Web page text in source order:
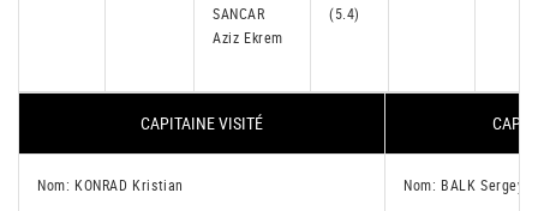
SANCAR
Aziz Ekrem
(5.4)
CAPITAINE VISITÉ
Nom: KONRAD Kristian Nom: BALK Sergey